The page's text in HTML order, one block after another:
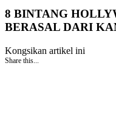
8 BINTANG
BERASAL DARI
Kongsikan artikel ini
Share this...